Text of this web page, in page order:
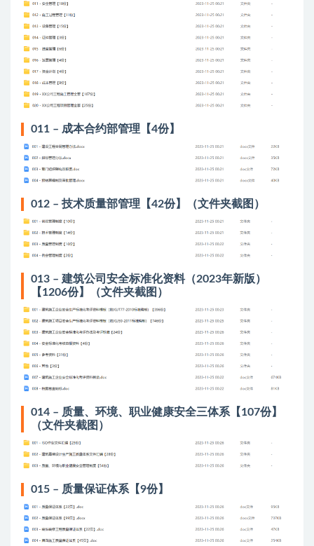
011 – 成本合约部管理【4份】
012 – 技术质量部管理【42份】（文件夹截图）
013 – 建筑公司安全标准化资料（2023年新版）
【1206份】（文件夹截图）
014 – 质量、环境、职业健康安全三体系【107份】
（文件夹截图）
015 – 质量保证体系【9份】